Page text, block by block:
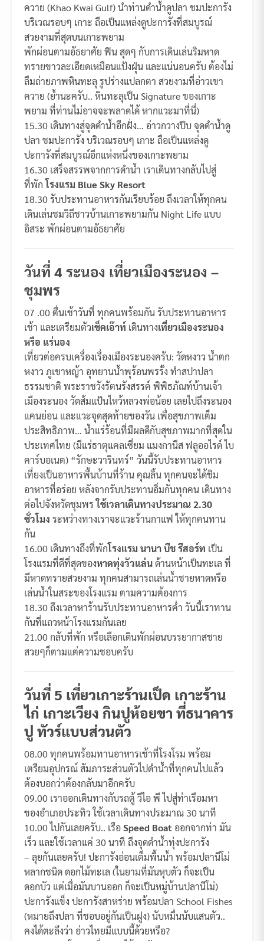
ควาย (Khao Kwai Gulf) นำท่านดำน้ำดูปลา ชมปะการัง
บริเวณรอบๆ เกาะ ถือเป็นแหล่งดูปะการังที่สมบูรณ์
สวยงามที่สุดบนเกาะพยาม
พักผ่อนตามอัธยาศัย ฟิน สุดๆ กับการเดินเล่นริมหาด
ทรายขาวละเอียดเหมือนแป้งฝุ่น และแน่นอนครับ ต้องไม่
ลืมถ่ายภาพหินทะลุ รูปร่างแปลกตา สวยงามที่อ่าวเขา
ควาย (ย้ำนะครับ.. หินทะลุเป็น Signature ของเกาะ
พยาม ที่ท่านไม่อาจจะพลาดได้ หากแวะมาที่นี่)
15.30 เดินทางสู่จุดดำน้ำอีกฝั่ง… อ่าวกวางปีบ จุดดำน้ำดู
ปลา ชมปะการัง บริเวณรอบๆ เกาะ ถือเป็นแหล่งดู
ปะการังที่สมบูรณ์อีกแห่งหนึ่งของเกาะพยาม
16.30 เสร็จสรรพจากการดำน้ำ เราเดินทางกลับไปสู่
ที่พักโรงแรม Blue Sky Resort
18.30 รับประทานอาหารกันเรียบร้อย ถึงเวลาให้ทุกคน
เดินเล่นชมวิถีชาวบ้านเกาะพยามกัน Night Life แบบ
อิสระ พักผ่อนตามอัธยาศัย
วันที่ 4 ระนอง เที่ยวเมืองระนอง –
ชุมพร
07 .00 ตื่นเช้าวันที่ ทุกคนพร้อมกัน รับประทานอาหาร
เช้า และเตรียมตัวเช็คเอ๊าท์ เดินทางเที่ยวเมืองระนอง
หรือ แร่นอง
เที่ยวต่อครบเครื่องเรื่องเมืองระนองครับ: วัดหงาว น้ำตก
หงาว ภูเขาหญ้า อุทยานน้ำพุร้อนพรรั้ง ทำสปาปลา
ธรรมชาติ พระราชวังรัตนรังสรรค์ พิพิธภัณท์บ้านเจ้า
เมืองระนอง วัดส้มแป้นไหว้หลวงพ่อน้อย เลยไปถึงระนอง
แคนย่อน และแวะจุดสุดท้ายของวัน เพื่อสุขภาพเต็ม
ประสิทธิภาพ… น้ำแร่ร้อนที่มึผลดีกับสุขภาพมากที่สุดใน
ประเทศไทย (มีแร่ธาตุแคลเซี่ยม แมงกานีส ฟลูออไรด์ ไบ
คาร์บอเนต) “รักษะวารินทร์” วันนี้รับประทานอาหาร
เที่ยงเป็นอาหารพื้นบ้านที่ร้าน คุณลิ้น ทุกคนจะได้ชิม
อาหารที่อร่อย หลังจากรับประทานอิ่มกันทุกคน เดินทาง
ต่อไปจังหวัดชุมพรใช้เวลาเดินทางประมาณ 2.30
ชั่วโมง ระหว่างทางเราจะแวะร้านกาแฟ ให้ทุกคนทาน
กัน
16.00 เดินทางถึงที่พักโรงแรม นานา บีช รีสอร์ท เป็น
โรงแรมที่ดีที่สุดของหาดทุ่งวัวแล่นด้านหน้าเป็นทะเล ที่
มีหาดทรายสวยงาม ทุกคนสามารถเล่นน้ำชายหาดหรือ
เล่นน้ำในสระของโรงแรม ตามความต้องการ
18.30 ถึงเวลาหาร้านรับประทานอาหารค่ำ วันนี้เราทาน
กันที่แถวหน้าโรงแรมกันเลย
21.00 กลับที่พัก หรือเลือกเดินพักผ่อนบรรยากาสชาย
สวยๆก็ตามแต่ความชอบครับ
วันที่ 5 เที่ยวเกาะร้านเป็ด เกาะร้าน
ไก่ เกาะเวียง กินปูห้อยขา ที่ธนาคาร
ปู ทัวร์แบบส่วนตัว
08.00 ทุกคนพร้อมทานอาหารเช้าที่โรงโรม พร้อม
เตรียมอุปกรณ์ สัมภาระส่วนตัวไปดำน้ำที่ทุกคนไปแล้ว
ต้องบอกว่าต้องกลับมาอีกครับ
09.00 เราออกเดินทางกับรถตู้ วีไอ พี ไปสู่ท่าเรือมหา
ของอำเภอประทิว ใช้เวลาเดินทางประมาณ 30 นาที
10.00 ไปกันเลยครับ.. เรือSpeed Boat ออกจากท่า มัน
เร็ว และใช้เวลาแค่ 30 นาที ถึงจุดดำน้ำทุ่งปะการัง
– ลุยกันเลยครับ! ปะการังอ่อนเต็มพื้นน้ำ พร้อมปลานีโม่
หลากชนิด ดอกไม้ทะเล (ในยามที่มันหุบตัว ก็จะเป็น
ดอกบัว แต่เมื่อมันบานออก ก็จะเป็นหมู่บ้านปลานีโม่)
ปะการังแข็ง ปะการังสาหร่าย พร้อมปลา School Fishes
(หมายถึงปลา ที่ชอบอยู่กันเป็นฝูง) นับหมื่นนับแสนตัว..
คงได้ตะลึงว่า อ่าวไทยมีแบบนี้ด้วยหรือ?